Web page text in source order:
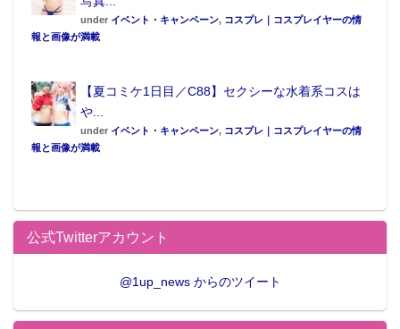
under イベント・キャンペーン, コスプレ｜コスプレイヤーの情
報と画像が満載
【夏コミケ1日目／C88】セクシーな水着系コスは
や...
under イベント・キャンペーン, コスプレ｜コスプレイヤーの情
報と画像が満載
公式Twitterアカウント
@1up_news からのツイート